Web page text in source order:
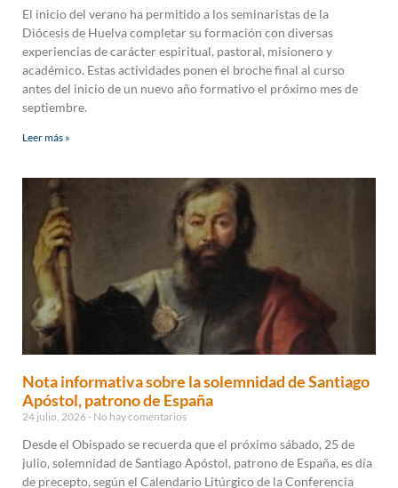
El inicio del verano ha permitido a los seminaristas de la
Diócesis de Huelva completar su formación con diversas
experiencias de carácter espiritual, pastoral, misionero y
académico. Estas actividades ponen el broche final al curso
antes del inicio de un nuevo año formativo el próximo mes de
septiembre.
Leer más »
Nota informativa sobre la solemnidad de Santiago
Apóstol, patrono de España
24 julio, 2026 No hay comentarios
Desde el Obispado se recuerda que el próximo sábado, 25 de
julio, solemnidad de Santiago Apóstol, patrono de España, es día
de precepto, según el Calendario Litúrgico de la Conferencia